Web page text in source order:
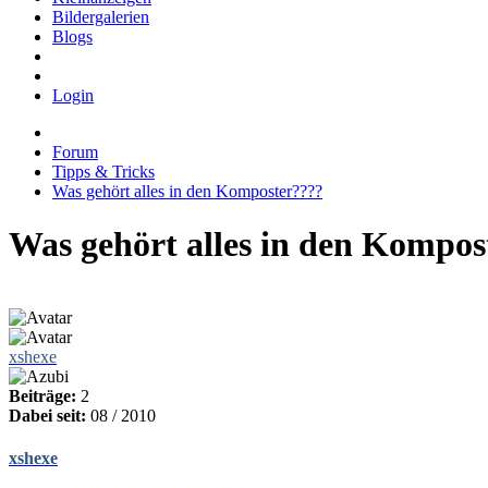
Bildergalerien
Blogs
Login
Forum
Tipps & Tricks
Was gehört alles in den Komposter????
Was gehört alles in den
xshexe
Beiträge: 2
Dabei seit: 08 / 2010
xshexe